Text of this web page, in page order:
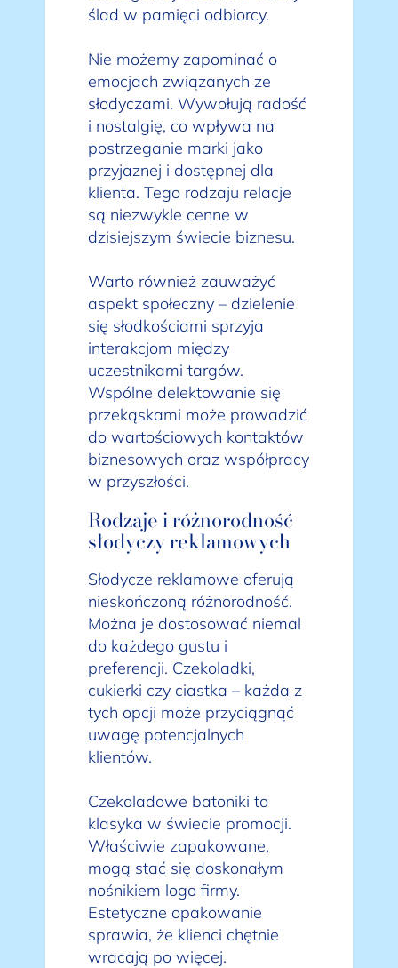
ślad w pamięci odbiorcy.
Nie możemy zapominać o
emocjach związanych ze
słodyczami. Wywołują radość
i nostalgię, co wpływa na
postrzeganie marki jako
przyjaznej i dostępnej dla
klienta. Tego rodzaju relacje
są niezwykle cenne w
dzisiejszym świecie biznesu.
Warto również zauważyć
aspekt społeczny – dzielenie
się słodkościami sprzyja
interakcjom między
uczestnikami targów.
Wspólne delektowanie się
przekąskami może prowadzić
do wartościowych kontaktów
biznesowych oraz współpracy
w przyszłości.
Rodzaje i różnorodność
słodyczy reklamowych
Słodycze reklamowe oferują
nieskończoną różnorodność.
Można je dostosować niemal
do każdego gustu i
preferencji. Czekoladki,
cukierki czy ciastka – każda z
tych opcji może przyciągnąć
uwagę potencjalnych
klientów.
Czekoladowe batoniki to
klasyka w świecie promocji.
Właściwie zapakowane,
mogą stać się doskonałym
nośnikiem logo firmy.
Estetyczne opakowanie
sprawia, że klienci chętnie
wracają po więcej.